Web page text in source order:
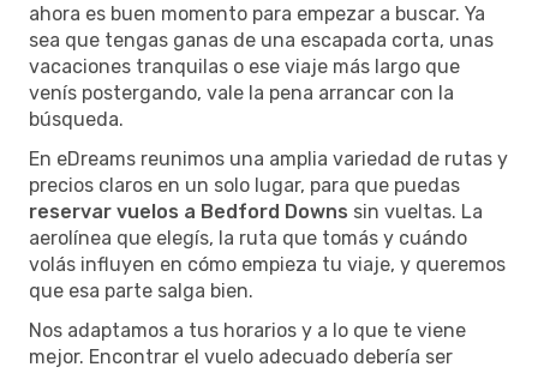
ahora es buen momento para empezar a buscar. Ya
sea que tengas ganas de una escapada corta, unas
vacaciones tranquilas o ese viaje más largo que
venís postergando, vale la pena arrancar con la
búsqueda.
En eDreams reunimos una amplia variedad de rutas y
precios claros en un solo lugar, para que puedas
reservar vuelos a Bedford Downs sin vueltas. La
aerolínea que elegís, la ruta que tomás y cuándo
volás influyen en cómo empieza tu viaje, y queremos
que esa parte salga bien.
Nos adaptamos a tus horarios y a lo que te viene
mejor. Encontrar el vuelo adecuado debería ser